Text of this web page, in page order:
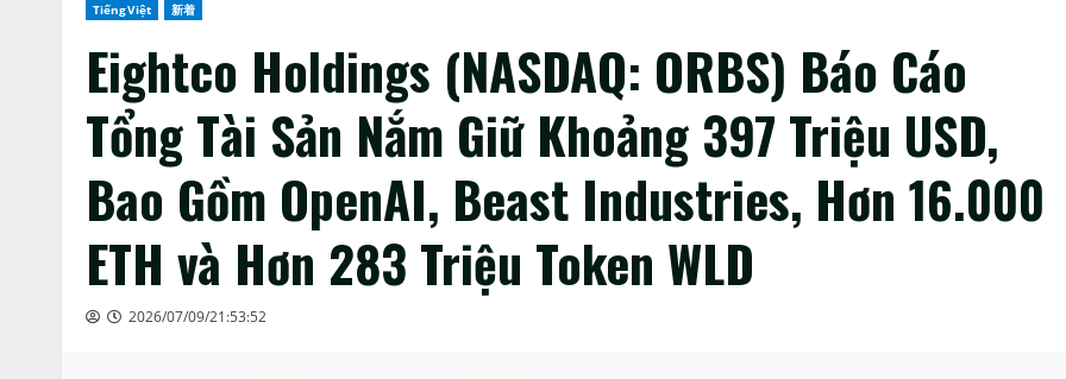
TiếngViệt 新着
Eightco Holdings (NASDAQ: ORBS) Báo Cáo
Tổng Tài Sản Nắm Giữ Khoảng 397 Triệu USD,
Bao Gồm OpenAI, Beast Industries, Hơn 16.000
ETH và Hơn 283 Triệu Token WLD
2026/07/09/21:53:52